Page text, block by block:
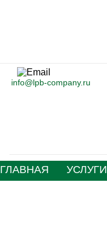
info@lpb-company.ru
ГЛАВНАЯ УСЛУГИ